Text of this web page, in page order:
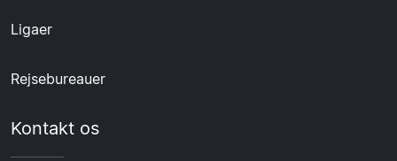
Ligaer
Rejsebureauer
Kontakt os